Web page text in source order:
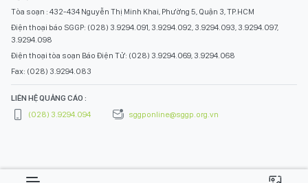
Tòa soạn : 432-434 Nguyễn Thị Minh Khai, Phường 5, Quận 3, TP.HCM
Điện thoại báo SGGP: (028) 3.9294.091, 3.9294.092, 3.9294.093, 3.9294.097,
3.9294.098
Điện thoại tòa soạn Báo Điện Tử: (028) 3.9294.069, 3.9294.068
Fax: (028) 3.9294.083
LIÊN HỆ QUẢNG CÁO :
(028) 3.9294.094
sggponline@sggp.org.vn